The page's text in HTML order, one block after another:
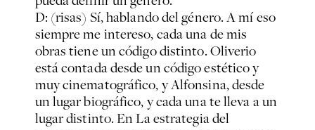
D: (risas) Sí, hablando del género. A mí eso
siempre me intereso, cada una de mis
obras tiene un código distinto. Oliverio
está contada desde un código estético y
muy cinematográfico, y Alfonsina, desde
un lugar biográfico, y cada una te lleva a un
lugar distinto. En La estrategia del